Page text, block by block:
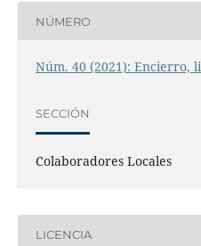
NÚMERO
Núm. 40 (2021): Encierro,
SECCIÓN
Colaboradores Locales
LICENCIA